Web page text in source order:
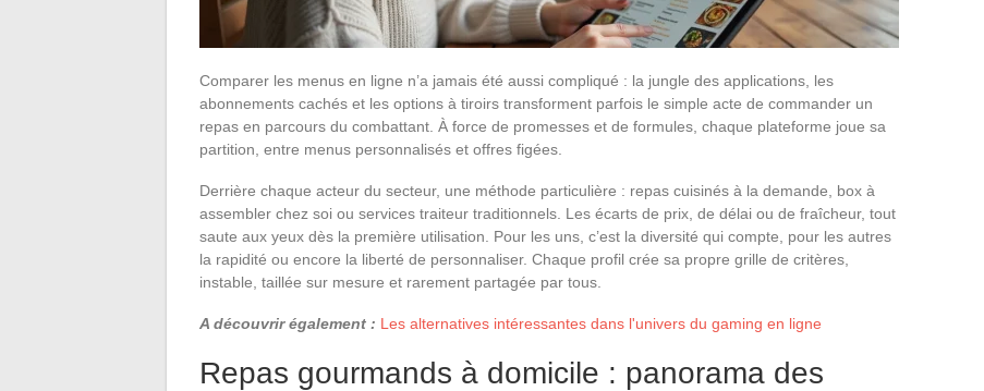
Comparer les menus en ligne n’a jamais été aussi compliqué : la jungle des applications, les
abonnements cachés et les options à tiroirs transforment parfois le simple acte de commander un
repas en parcours du combattant. À force de promesses et de formules, chaque plateforme joue sa
partition, entre menus personnalisés et offres figées.
Derrière chaque acteur du secteur, une méthode particulière : repas cuisinés à la demande, box à
assembler chez soi ou services traiteur traditionnels. Les écarts de prix, de délai ou de fraîcheur, tout
saute aux yeux dès la première utilisation. Pour les uns, c’est la diversité qui compte, pour les autres
la rapidité ou encore la liberté de personnaliser. Chaque profil crée sa propre grille de critères,
instable, taillée sur mesure et rarement partagée par tous.
A découvrir également : Les alternatives intéressantes dans l'univers du gaming en ligne
Repas gourmands à domicile : panorama des